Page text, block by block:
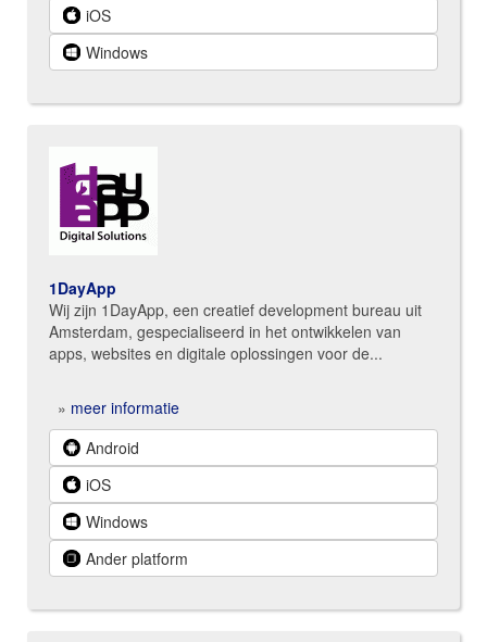
iOS
Windows
1DayApp
Wij zijn 1DayApp, een creatief development bureau uit
Amsterdam, gespecialiseerd in het ontwikkelen van
apps, websites en digitale oplossingen voor de...
» meer informatie
Android
iOS
Windows
Ander platform